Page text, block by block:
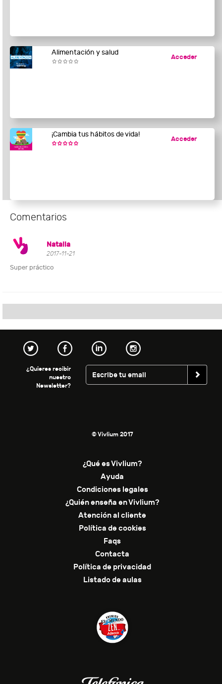
Alimentación y salud
Acceder
¡Cambia tus hábitos de vida!
Acceder
Comentarios
Natalia
2017-11-21
Super práctico
¿Quieres recibir
nuestro
Newsletter?
© Vivlium 2017
¿Qué es Vivlium?
Ayuda
Condiciones legales
¿Quién enseña en Vivlium?
Atención al cliente
Política de cookies
Faqs
Contacta
Política de privacidad
Listado de aulas